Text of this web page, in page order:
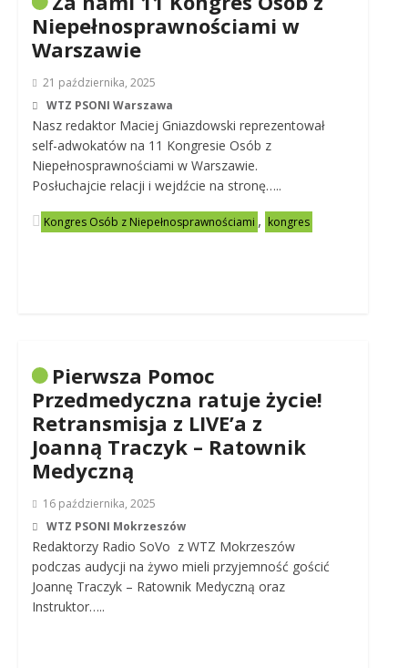
Niepełnosprawnościami w
Warszawie
21 października, 2025
WTZ PSONI Warszawa
Nasz redaktor Maciej Gniazdowski reprezentował
self-adwokatów na 11 Kongresie Osób z
Niepełnosprawnościami w Warszawie.
Posłuchajcie relacji i wejdźcie na stronę…..
Kongres Osób z Niepełnosprawnościami , kongres
Pierwsza Pomoc
Przedmedyczna ratuje życie!
Retransmisja z LIVE’a z
Joanną Traczyk – Ratownik
Medyczną
16 października, 2025
WTZ PSONI Mokrzeszów
Redaktorzy Radio SoVo z WTZ Mokrzeszów
podczas audycji na żywo mieli przyjemność gościć
Joannę Traczyk – Ratownik Medyczną oraz
Instruktor…..